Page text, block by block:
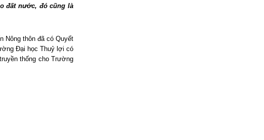
đất nước, đó cũng là
Nông thôn đã có Quyết
Đại học Thuỷ lợi có
thống cho Trường